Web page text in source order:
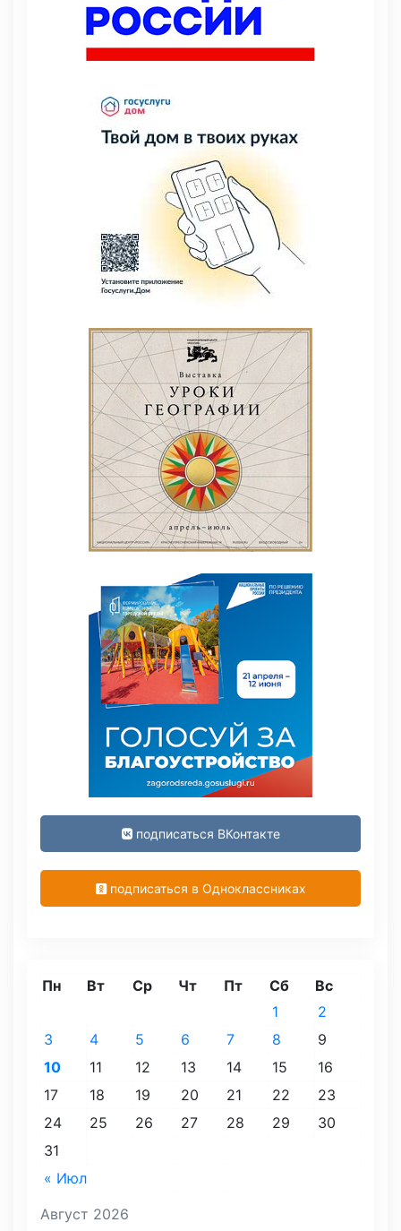
подписаться ВКонтакте
подписаться в Одноклассниках
Август 2026
Пн Вт Ср Чт Пт Сб Вс
« Июл
1
2
3
4 5 6 7 8
9
10
11 12 13 14 15
16
17
18 19 20 21 22
23
24
25 26 27 28 29
30
31